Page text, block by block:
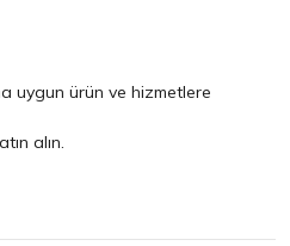
uygun ürün ve hizmetlere
alın.